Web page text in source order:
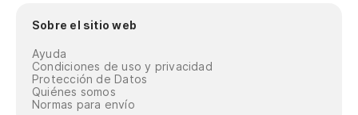
Sobre el sitio web
Ayuda
Condiciones de uso y privacidad
Protección de Datos
Quiénes somos
Normas para envío